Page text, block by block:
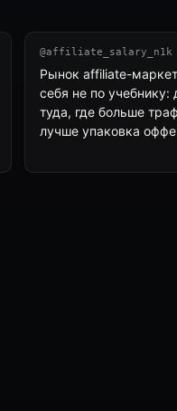
@affiliate_salary_n1k
Рынок affiliate-
себя не по учебнику:
туда, где больше
лучше упаковка